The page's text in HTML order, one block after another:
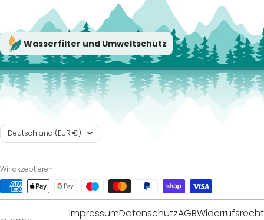
Wasserfilter und Umweltschutz
Land/Region
Deutschland (EUR €)
Wir akzeptieren
ImpressumDatenschutzAGBWiderrufsrecht